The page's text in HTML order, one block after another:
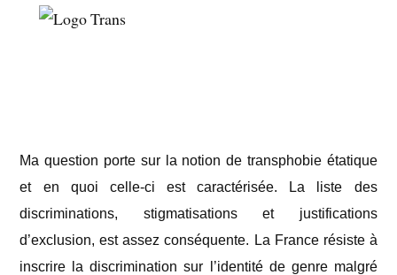
Ma question porte sur la notion de transphobie étatique
et en quoi celle-ci est caractérisée. La liste des
discriminations, stigmatisations et justifications
d’exclusion, est assez conséquente. La France résiste à
inscrire la discrimination sur l’identité de genre malgré